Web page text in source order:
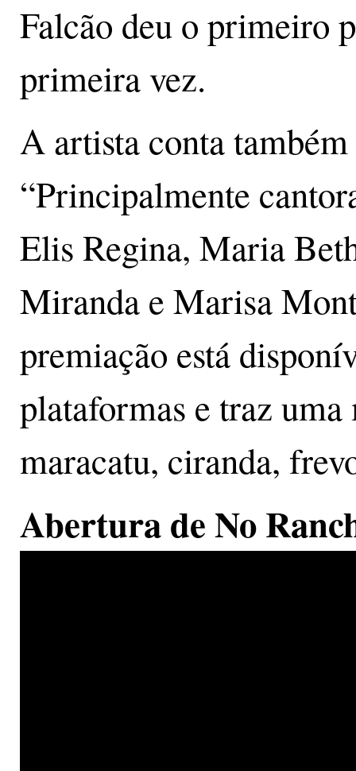
Falcão deu o primeiro
primeira vez.
A artista conta
“Principalmente
Elis Regina, Maria
Miranda e Marisa
premiação está
plataformas e traz
maracatu, ciranda,
Abertura de No